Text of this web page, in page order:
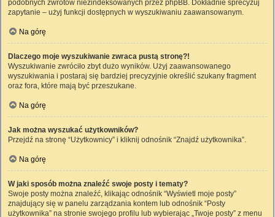
podobnych zwrotów niezindeksowanych przez phpBB. Dokładnie sprecyzuj
zapytanie – użyj funkcji dostępnych w wyszukiwaniu zaawansowanym.
Na górę
Dlaczego moje wyszukiwanie zwraca pustą stronę?!
Wyszukiwanie zwróciło zbyt dużo wyników. Użyj zaawansowanego
wyszukiwania i postaraj się bardziej precyzyjnie określić szukany fragment
oraz fora, które mają być przeszukane.
Na górę
Jak można wyszukać użytkowników?
Przejdź na stronę “Użytkownicy” i kliknij odnośnik “Znajdź użytkownika”.
Na górę
W jaki sposób można znaleźć swoje posty i tematy?
Swoje posty można znaleźć, klikając odnośnik “Wyświetl moje posty”
znajdujący się w panelu zarządzania kontem lub odnośnik “Posty
użytkownika” na stronie swojego profilu lub wybierając „Twoje posty” z menu